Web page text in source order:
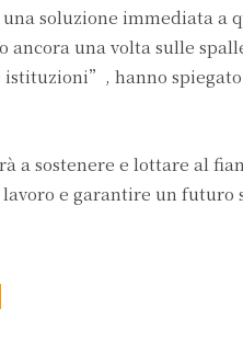
soluzione immediata a
ancora una volta sulle
hanno
a sostenere e lottare al
e garantire un